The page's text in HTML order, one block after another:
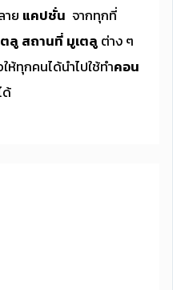
าย แคปชั่น จากทุกที่
ลู สถานที่ มูเตลู ต่าง ๆ
ห้ทุกคนได้นำไปใช้ทำคอน
ด้